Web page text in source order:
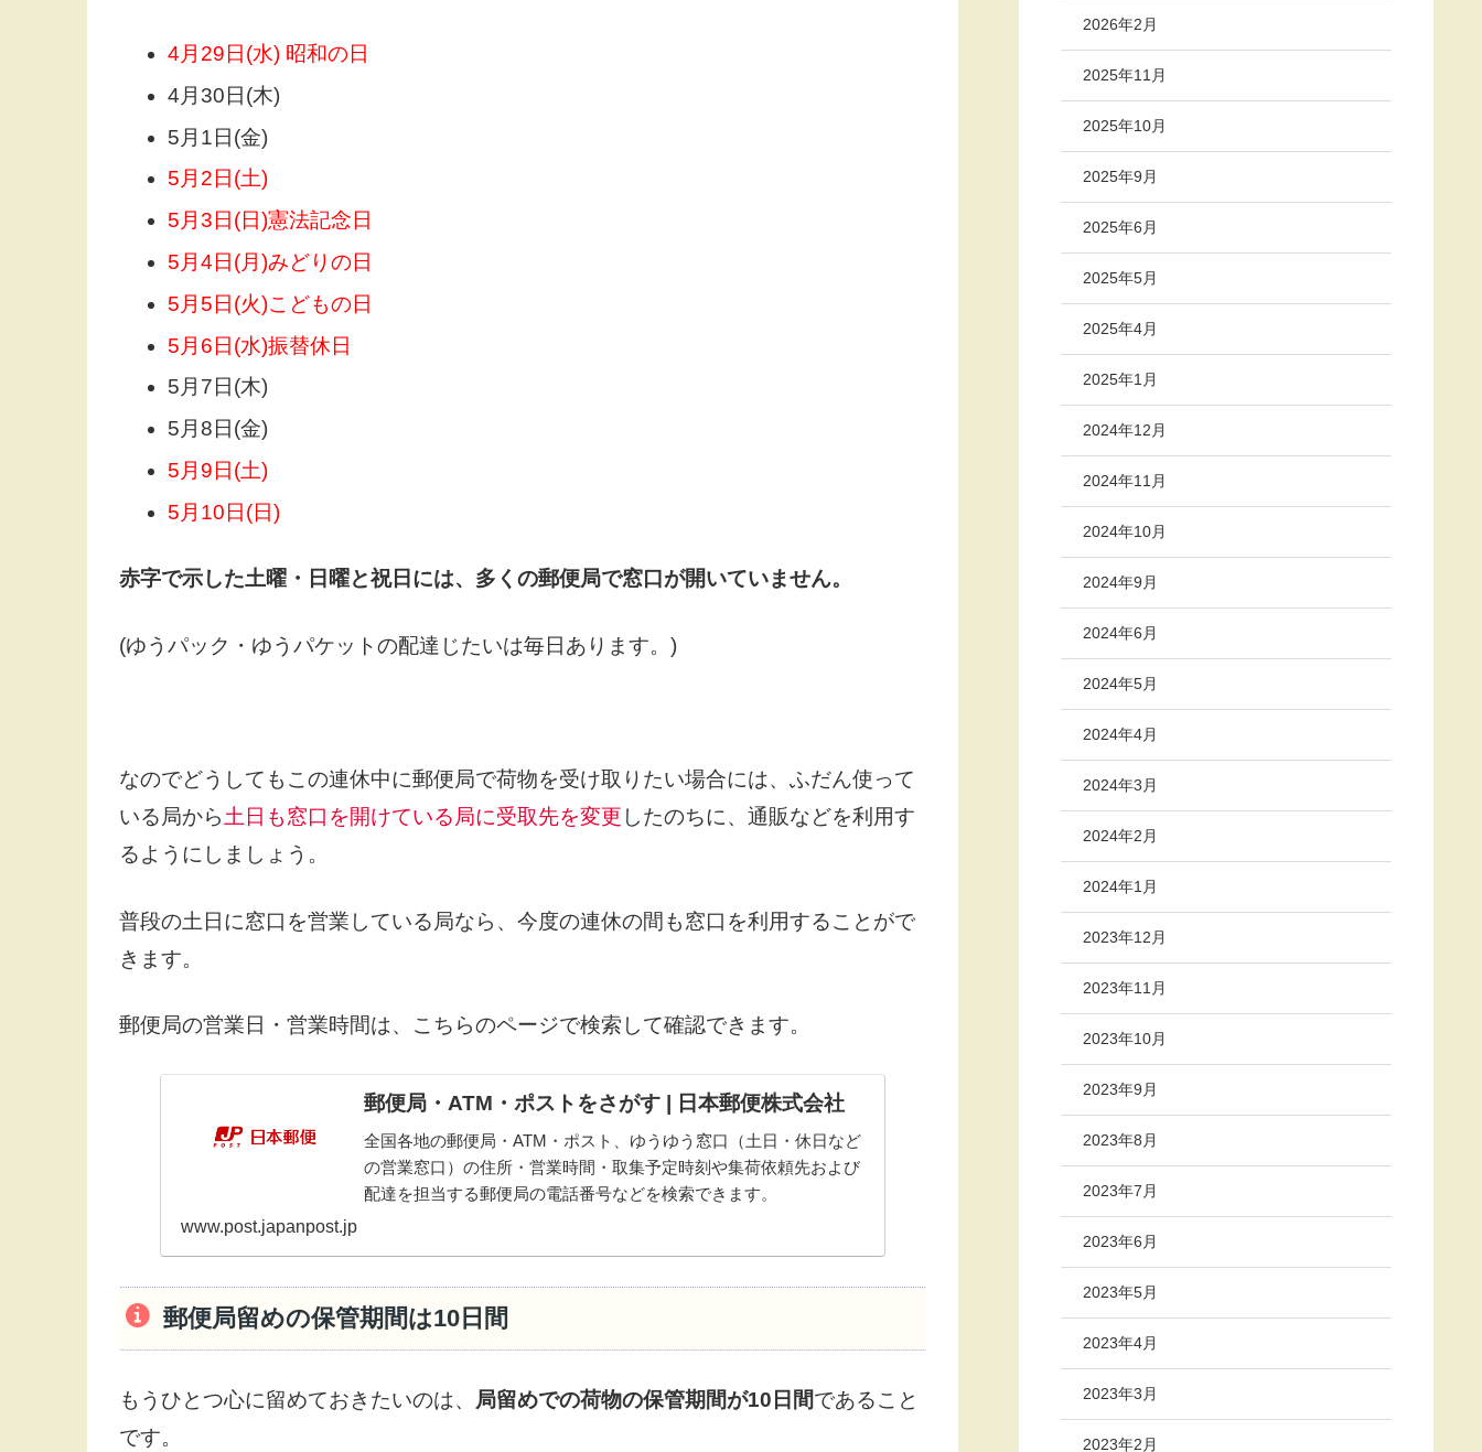
4月29日(水) 昭和の日
4月30日(木)
5月1日(金)
5月2日(土)
5月3日(日)憲法記念日
5月4日(月)みどりの日
5月5日(火)こどもの日
5月6日(水)振替休日
5月7日(木)
5月8日(金)
5月9日(土)
5月10日(日)
赤字で示した土曜・日曜と祝日には、多くの郵便局で窓口が開いていません。
(ゆうパック・ゆうパケットの配達じたいは毎日あります。)
なのでどうしてもこの連休中に郵便局で荷物を受け取りたい場合には、ふだん使って
いる局から 土日も窓口を開けている局に受取先を変更 したのちに、通販などを利用す
るようにしましょう。
普段の土日に窓口を営業している局なら、今度の連休の間も窓口を利用することがで
きます。
郵便局の営業日・営業時間は、こちらのページで検索して確認できます。
郵便局・ATM・ポストをさがす | 日本郵便株式会社
全国各地の郵便局・ATM・ポスト、ゆうゆう窓口（土日・休日など
の営業窓口）の住所・営業時間・取集予定時刻や集荷依頼先および
配達を担当する郵便局の電話番号などを検索できます。
www.post.japanpost.jp
郵便局留めの保管期間は10日間
もうひとつ心に留めておきたいのは、 局留めでの荷物の保管期間が10日間であること
です。
2026年2月
2025年11月
2025年10月
2025年9月
2025年6月
2025年5月
2025年4月
2025年1月
2024年12月
2024年11月
2024年10月
2024年9月
2024年6月
2024年5月
2024年4月
2024年3月
2024年2月
2024年1月
2023年12月
2023年11月
2023年10月
2023年9月
2023年8月
2023年7月
2023年6月
2023年5月
2023年4月
2023年3月
2023年2月